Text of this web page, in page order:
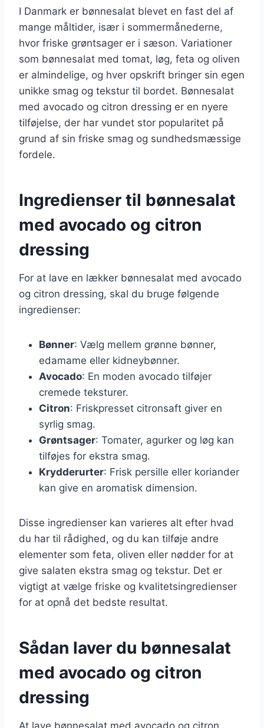
I Danmark er bønnesalat blevet en fast del af
mange måltider, især i sommermånederne,
hvor friske grøntsager er i sæson. Variationer
som bønnesalat med tomat, løg, feta og oliven
er almindelige, og hver opskrift bringer sin egen
unikke smag og tekstur til bordet. Bønnesalat
med avocado og citron dressing er en nyere
tilføjelse, der har vundet stor popularitet på
grund af sin friske smag og sundhedsmæssige
fordele.
Ingredienser til bønnesalat
med avocado og citron
dressing
For at lave en lækker bønnesalat med avocado
og citron dressing, skal du bruge følgende
ingredienser:
Bønner: Vælg mellem grønne bønner,
edamame eller kidneybønner.
Avocado: En moden avocado tilføjer
cremede teksturer.
Citron: Friskpresset citronsaft giver en
syrlig smag.
Grøntsager: Tomater, agurker og løg kan
tilføjes for ekstra smag.
Krydderurter: Frisk persille eller koriander
kan give en aromatisk dimension.
Disse ingredienser kan varieres alt efter hvad
du har til rådighed, og du kan tilføje andre
elementer som feta, oliven eller nødder for at
give salaten ekstra smag og tekstur. Det er
vigtigt at vælge friske og kvalitetsingredienser
for at opnå det bedste resultat.
Sådan laver du bønnesalat
med avocado og citron
dressing
At lave bønnesalat med avocado og citron